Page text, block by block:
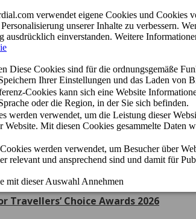
ist für die Hotelkette ein
Möglichkeit, ein
von Salinas Spa & Wellness hat
Bereich zu
verbindet und sowohl den
auch den externen Gästen
Choice Awards 2026